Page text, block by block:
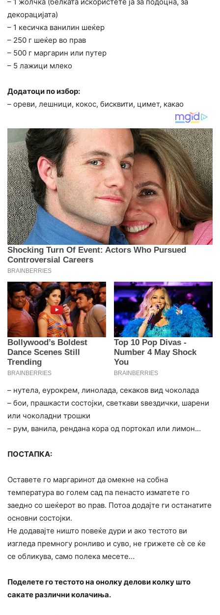
декорацијата)
– 1 кесичка ванилин шеќер
– 250 г шеќер во прав
– 500 г маргарин или путер
– 5 лажици млеко
Додатоци по избор:
– ореви, лешници, кокос, бисквити, цимет, какао
– нутела, еурокрем, линолада, секаков вид чоколада
– бои, прашкасти состојки, светкави ѕвездички, шарени
или чоколадни трошки
– рум, ванила, рендана кора од портокал или лимон…
ПОСТАПКА:
Оставете го маргаринот да омекне на собна
температура во голем сад па пенасто изматете го
заедно со шеќерот во прав. Потоа додајте ги останатите
основни состојки.
Не додавајте ништо повеќе дури и ако тестото ви
изгледа премногу ронливо и суво, не грижете сè се ќе
се обликува, само полека месете…
Поделете го тестото на онолку делови колку што
сакате различни колачиња.